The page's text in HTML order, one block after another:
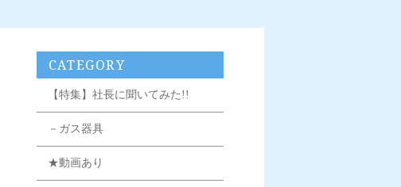
CATEGORY
【特集】社長に聞いてみた!!
－ガス器具
★動画あり